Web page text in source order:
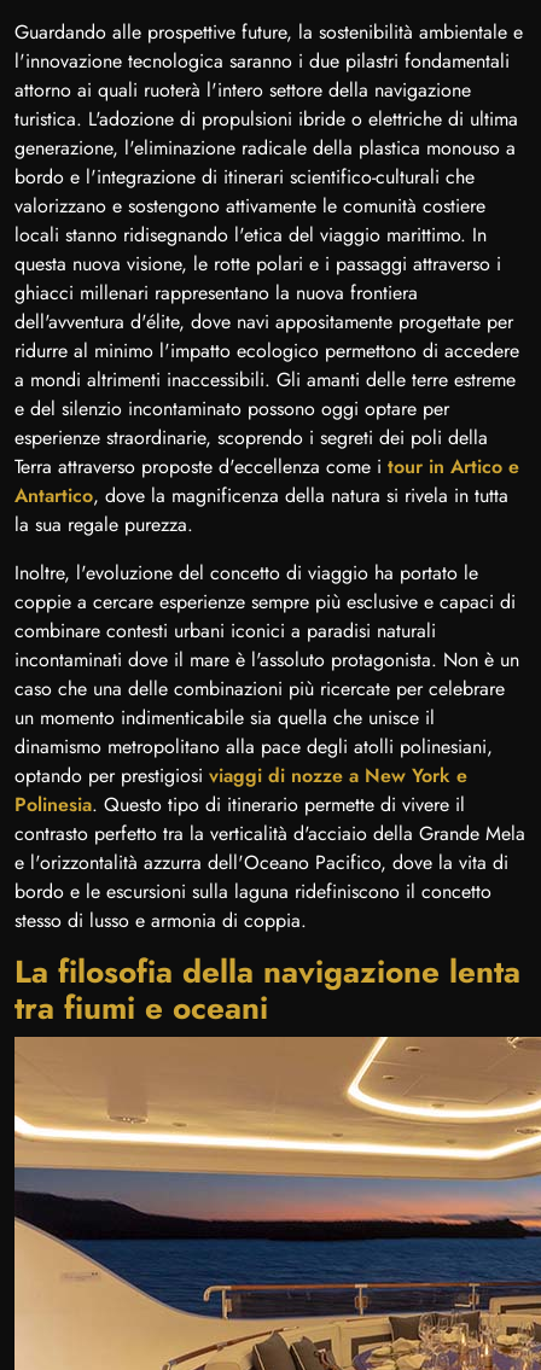
Guardando alle prospettive future, la sostenibilità ambientale e
l'innovazione tecnologica saranno i due pilastri fondamentali
attorno ai quali ruoterà l'intero settore della navigazione
turistica. L'adozione di propulsioni ibride o elettriche di ultima
generazione, l'eliminazione radicale della plastica monouso a
bordo e l'integrazione di itinerari scientifico-culturali che
valorizzano e sostengono attivamente le comunità costiere
locali stanno ridisegnando l'etica del viaggio marittimo. In
questa nuova visione, le rotte polari e i passaggi attraverso i
ghiacci millenari rappresentano la nuova frontiera
dell'avventura d'élite, dove navi appositamente progettate per
ridurre al minimo l'impatto ecologico permettono di accedere
a mondi altrimenti inaccessibili. Gli amanti delle terre estreme
e del silenzio incontaminato possono oggi optare per
esperienze straordinarie, scoprendo i segreti dei poli della
Terra attraverso proposte d'eccellenza come i tour in Artico e
Antartico, dove la magnificenza della natura si rivela in tutta
la sua regale purezza.
Inoltre, l'evoluzione del concetto di viaggio ha portato le
coppie a cercare esperienze sempre più esclusive e capaci di
combinare contesti urbani iconici a paradisi naturali
incontaminati dove il mare è l'assoluto protagonista. Non è un
caso che una delle combinazioni più ricercate per celebrare
un momento indimenticabile sia quella che unisce il
dinamismo metropolitano alla pace degli atolli polinesiani,
optando per prestigiosi viaggi di nozze a New York e
Polinesia. Questo tipo di itinerario permette di vivere il
contrasto perfetto tra la verticalità d'acciaio della Grande Mela
e l'orizzontalità azzurra dell'Oceano Pacifico, dove la vita di
bordo e le escursioni sulla laguna ridefiniscono il concetto
stesso di lusso e armonia di coppia.
La filosofia della navigazione lenta
tra fiumi e oceani